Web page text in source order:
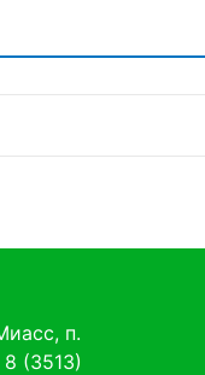
п.
(3513)